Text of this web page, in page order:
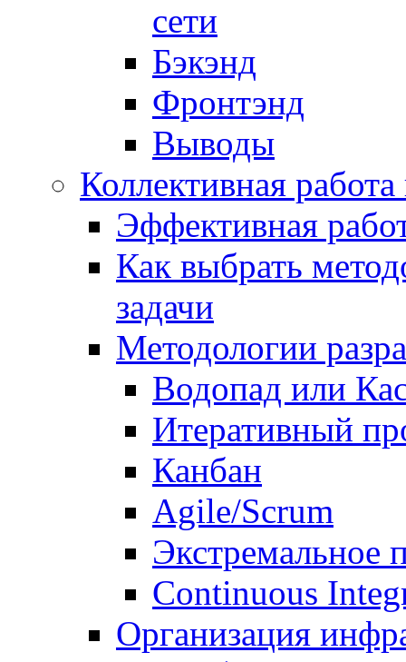
сети
Бэкэнд
Фронтэнд
Выводы
Коллективная
Эффективная
Как выбрать
задачи
Методологии
Водопад или
Итеративный
Канбан
Agile/Scrum
Экстремальное
Continuous
Организация